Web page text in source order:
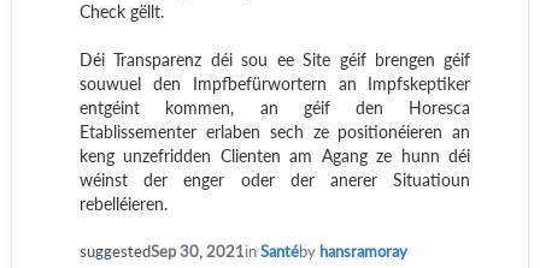
Check gëllt.
Déi Transparenz déi sou ee Site géif brengen géif
souwuel den Impfbefürwortern an Impfskeptiker
entgéint kommen, an géif den Horesca
Etablissementer erlaben sech ze positionéieren an
keng unzefridden Clienten am Agang ze hunn déi
wéinst der enger oder der anerer Situatioun
rebelléieren.
suggestedSep 30, 2021inSantéby hansramoray